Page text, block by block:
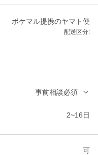
ポケマル提携のヤマト便
配送区分:
事前相談必須
2~16日
可